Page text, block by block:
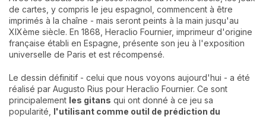
de cartes, y compris le jeu espagnol, commencent à être
imprimés à la chaîne - mais seront peints à la main jusqu'au
XIXème siècle. En 1868, Heraclio Fournier, imprimeur d'origine
française établi en Espagne, présente son jeu à l'exposition
universelle de Paris et est récompensé.
Le dessin définitif - celui que nous voyons aujourd'hui - a été
réalisé par Augusto Rius pour Heraclio Fournier. Ce sont
principalement les gitans qui ont donné à ce jeu sa
popularité, l'utilisant comme outil de prédiction du